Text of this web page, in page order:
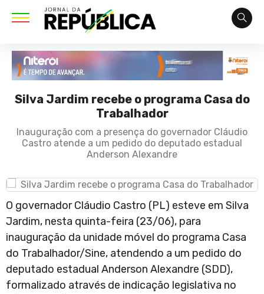
Silva Jardim recebe o programa Casa do
Trabalhador
Inauguração com a presença do governador Cláudio
Castro atende a um pedido do deputado estadual
Anderson Alexandre
O governador Cláudio Castro (PL) esteve em Silva
Jardim, nesta quinta-feira (23/06), para
inauguração da unidade móvel do programa Casa
do Trabalhador/Sine, atendendo a um pedido do
deputado estadual Anderson Alexandre (SDD),
formalizado através de indicação legislativa no